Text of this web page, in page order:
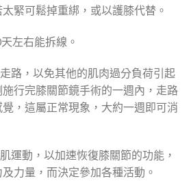
緊可鬆掉重綁，或以護膝代替。
左右能拆線。
路，以免其他的肌肉過分負荷引起
行完膝關節鏡手術的一週內，走路
，這屬正常現象，大約一週即可消
運動，以加速恢復膝關節的功能，
力量，而決定參加各種活動。